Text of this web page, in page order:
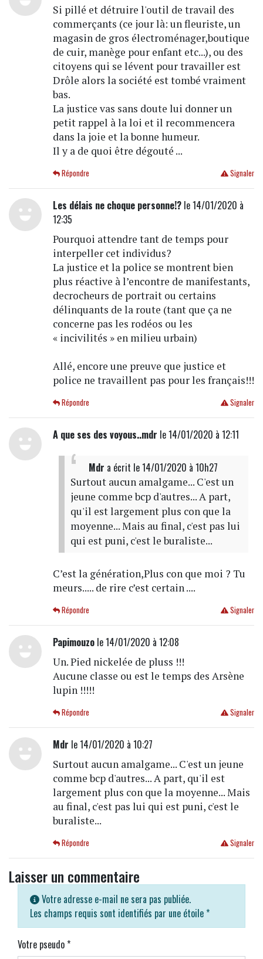
Si pillé et détruire l'outil de travail des
commerçants (ce jour là: un fleuriste, un
magasin de gros électroménager,boutique
de cuir, manège pour enfant etc...), ou des
citoyens qui se lévent pour travailler est
Drôle alors la société est tombé vraiment
bas.
La justice vas sans doute lui donner un
petit rappel à la loi et il recommencera
dans la joie et la bonne humeur.
Il y a de quoi être dégouté ...
Signaler
Répondre
Les délais ne choque personne!?le 14/01/2020 à
12:35
Pourquoi attendre tant de temps pour
interpeller cet individus?
La justice et la police se montrent bien
plus réactive à l’encontre de manifestants,
decrocheurs de portrait ou certains
délinquants de la route (tant que ça ne
concerne pas les rodéos ou les
« incivilités » en milieu urbain)
Allé, encore une preuve que justice et
police ne travaillent pas pour les français!!!
Signaler
Répondre
A que ses des voyous..mdr le 14/01/2020 à 12:11
Mdr a écrit le 14/01/2020 à 10h27
Surtout aucun amalgame... C'est un
jeune comme bcp d'autres... A part,
qu'il est largement plus con que la
moyenne... Mais au final, c'est pas lui
qui est puni, c'est le buraliste...
C’est la génération,Plus con que moi ? Tu
meurs..... de rire c’est certain ....
Signaler
Répondre
Papimouzole 14/01/2020 à 12:08
Un. Pied nickelée de pluss !!!
Aucune classe ou est le temps des Arsène
lupin !!!!!
Signaler
Répondre
Mdr le 14/01/2020 à 10:27
Surtout aucun amalgame... C'est un jeune
comme bcp d'autres... A part, qu'il est
largement plus con que la moyenne... Mais
au final, c'est pas lui qui est puni, c'est le
buraliste...
Signaler
Répondre
Laisser un commentaire
Votre adresse e-mail ne sera pas publiée.
Les champs requis sont identifiés par une étoile *
Votre pseudo*